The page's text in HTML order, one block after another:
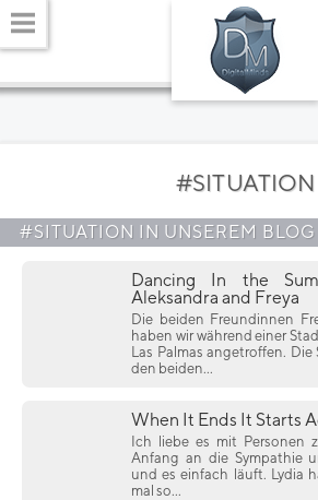
#SITUATION
#SITUATION IN UNSEREM BLOG
Dancing In the
Aleksandra and Freya
Die beiden Freundinnen
haben wir während einer
Las Palmas angetroffen.
den beiden...
When It Ends It Starts
Ich liebe es mit Personen
Anfang an die Sympathie
und es einfach läuft. Lydia
mal so...